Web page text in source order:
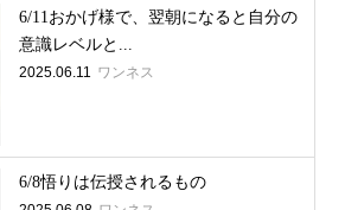
6/11おかげ様で、翌朝になると自分の
意識レベルと...
2025.06.11 ワンネス
6/8悟りは伝授されるもの